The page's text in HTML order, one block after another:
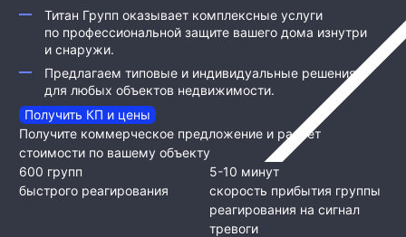
Титан Групп оказывает комплексные услуги
по профессиональной защите вашего дома изнутри
и снаружи.
Предлагаем типовые и индивидуальные решения
для любых объектов недвижимости.
Получить КП и цены
Получите коммерческое предложение и расчет
стоимости по вашему объекту
600 групп
быстрого реагирования
5-10 минут
скорость прибытия группы
реагирования на сигнал
тревоги